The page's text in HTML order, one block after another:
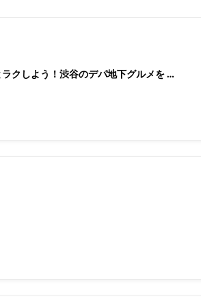
ラクしよう！渋谷のデパ地下グルメを …